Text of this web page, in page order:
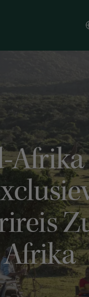
Afrika
Afrika